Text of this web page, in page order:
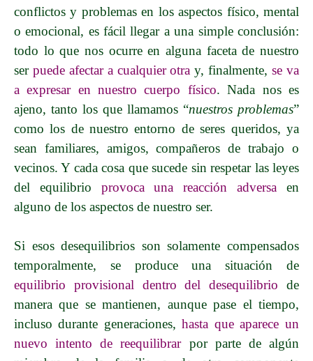
conflictos y problemas en los aspectos físico, mental
o emocional, es fácil llegar a una simple conclusión:
todo lo que nos ocurre en alguna faceta de nuestro
ser puede afectar a cualquier otra y, finalmente,se va
a expresar en nuestro cuerpo físico. Nada nos es
ajeno, tanto los que llamamos “nuestros problemas”
como los de nuestro entorno de seres queridos, ya
sean familiares, amigos, compañeros de trabajo o
vecinos. Y cada cosa que sucede sin respetar las leyes
del equilibrio
provoca una reacción adversa
en
alguno de los aspectos de nuestro ser.
Si esos desequilibrios son solamente compensados
temporalmente, se produce una situación de
equilibrio provisional dentro del desequilibrio
de
manera que se mantienen, aunque pase el tiempo,
incluso durante generaciones, hasta que aparece un
nuevo intento de reequilibrar por parte de algún